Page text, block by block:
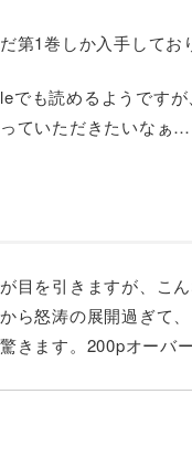
第1巻しか入手してお
でも読めるようです
ていただきたいなぁ…
目を引きますが、こ
ら怒涛の展開過ぎて
きます。200pオーバ